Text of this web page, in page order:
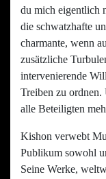
du mich eigentlich
die schwatzhafte
charmante, wenn
zusätzliche
intervenierende
Treiben zu
alle Beteiligten
Kishon verwebt
Publikum sowohl
Seine Werke,